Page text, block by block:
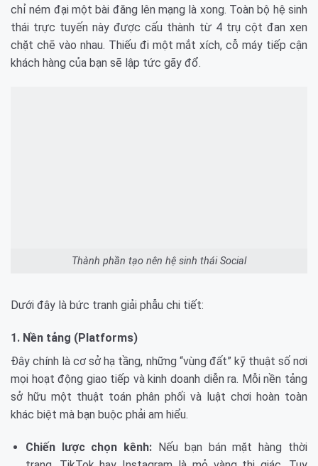
chỉ ném đại một bài đăng lên mạng là xong. Toàn bộ hệ sinh
thái trực tuyến này được cấu thành từ 4 trụ cột đan xen
chặt chẽ vào nhau. Thiếu đi một mắt xích, cỗ máy tiếp cận
khách hàng của bạn sẽ lập tức gãy đổ.
Thành phần tạo nên hệ sinh thái Social
Dưới đây là bức tranh giải phẫu chi tiết:
1. Nền tảng (Platforms)
Đây chính là cơ sở hạ tầng, những “vùng đất” kỹ thuật số nơi
mọi hoạt động giao tiếp và kinh doanh diễn ra. Mỗi nền tảng
sở hữu một thuật toán phân phối và luật chơi hoàn toàn
khác biệt mà bạn buộc phải am hiểu.
Chiến lược chọn kênh: Nếu bạn bán mặt hàng thời